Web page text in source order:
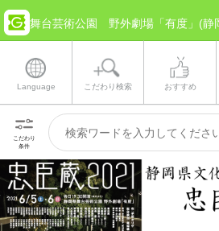
Language こだわり検索 おすすめ
こだわり
条件